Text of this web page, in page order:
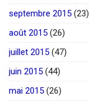
septembre 2015 (23)
août 2015 (26)
juillet 2015 (47)
juin 2015 (44)
mai 2015 (26)